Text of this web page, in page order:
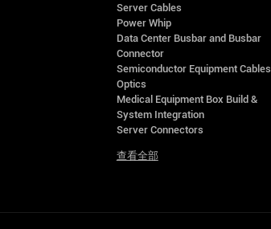
Server Cables
Power Whip
Data Center Busbar and Busbar
Connector
Semiconductor Equipment Cables
Optics
Medical Equipment Box Build &
System Integration
Server Connectors
查看全部